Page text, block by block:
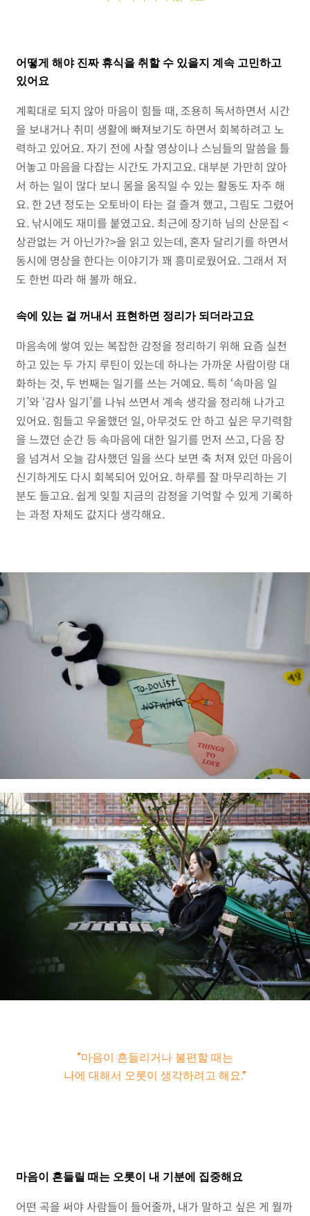
어떻게 해야 진짜 휴식을 취할 수 있을지 계속 고민하고
있어요
계획대로 되지 않아 마음이 힘들 때, 조용히 독서하면서 시간
을 보내거나 취미 생활에 빠져보기도 하면서 회복하려고 노
력하고 있어요. 자기 전에 사찰 영상이나 스님들의 말씀을 틀
어놓고 마음을 다잡는 시간도 가지고요. 대부분 가만히 앉아
서 하는 일이 많다 보니 몸을 움직일 수 있는 활동도 자주 해
요. 한 2년 정도는 오토바이 타는 걸 즐겨 했고, 그림도 그렸어
요. 낚시에도 재미를 붙였고요. 최근에 장기하 님의 산문집 <
상관없는 거 아닌가?>을 읽고 있는데, 혼자 달리기를 하면서
동시에 명상을 한다는 이야기가 꽤 흥미로웠어요. 그래서 저
도 한번 따라 해 볼까 해요.
속에 있는 걸 꺼내서 표현하면 정리가 되더라고요
마음속에 쌓여 있는 복잡한 감정을 정리하기 위해 요즘 실천
하고 있는 두 가지 루틴이 있는데 하나는 가까운 사람이랑 대
화하는 것, 두 번째는 일기를 쓰는 거예요. 특히 ‘속마음 일
기’와 ‘감사 일기’를 나눠 쓰면서 계속 생각을 정리해 나가고
있어요. 힘들고 우울했던 일, 아무것도 안 하고 싶은 무기력함
을 느꼈던 순간 등 속마음에 대한 일기를 먼저 쓰고, 다음 장
을 넘겨서 오늘 감사했던 일을 쓰다 보면 축 처져 있던 마음이
신기하게도 다시 회복되어 있어요. 하루를 잘 마무리하는 기
분도 들고요. 쉽게 잊힐 지금의 감정을 기억할 수 있게 기록하
는 과정 자체도 값지다 생각해요.
“마음이 흔들리거나 불편할 때는
나에 대해서 오롯이 생각하려고 해요.”
마음이 흔들릴 때는 오롯이 내 기분에 집중해요
어떤 곡을 써야 사람들이 들어줄까, 내가 말하고 싶은 게 뭘까